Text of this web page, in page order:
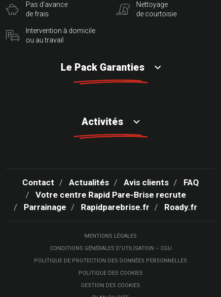
Pas d'avance
de frais
Intervention à domicile
ou au travail
Nettoyage
de courtoisie
Le Pack Garanties
Activités
Contact Actualités Avis clients
FAQ
Votre centre Rapid Pare-Brise recrute
Parrainage
Rapidparebrise.fr Roady.fr
MENTIONS LÉGALES
CONDITIONS GÉNÉRALES D’UTILISATION – CGU
POLITIQUE DE PROTECTION DES DONNÉES PERSONNELLES
POLITIQUE DES COOKIES
GESTION DES COOKIES